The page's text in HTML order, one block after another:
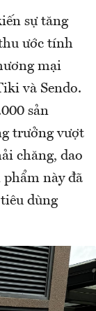
sự tăng
ước tính
mại
và Sendo.
sản
trưởng vượt
chăng, dao
phẩm này đã
dùng